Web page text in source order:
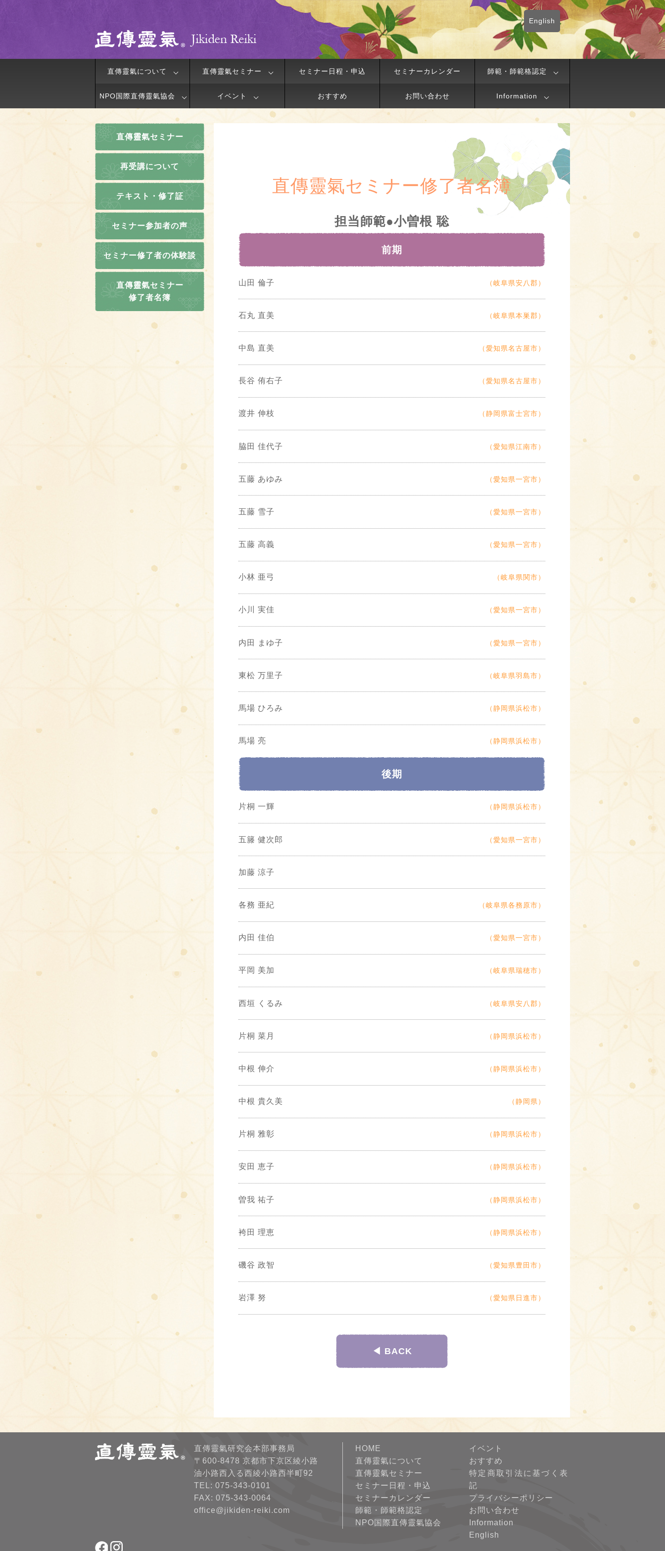
English
直傳靈氣について 直傳靈氣セミナー セミナー日程・申込 セミナーカレンダー 師範・師範格認定
NPO国際直傳靈氣協会 イベント おすすめ お問い合わせ Information
直傳靈氣セミナー
再受講について
テキスト・修了証
セミナー参加者の声
セミナー修了者の体験談
直傳靈氣セミナー
修了者名簿
直傳靈氣セミナー修了者名簿
担当師範●小曽根 聡
前期
山田 倫子 （岐阜県安八郡）
石丸 直美 （岐阜県本巣郡）
中島 直美 （愛知県名古屋市）
長谷 侑右子 （愛知県名古屋市）
渡井 伸枝 （静岡県富士宮市）
脇田 佳代子 （愛知県江南市）
五藤 あゆみ （愛知県一宮市）
五藤 雪子 （愛知県一宮市）
五藤 高義 （愛知県一宮市）
小林 亜弓 （岐阜県関市）
小川 実佳 （愛知県一宮市）
内田 まゆ子 （愛知県一宮市）
東松 万里子 （岐阜県羽島市）
馬場 ひろみ （静岡県浜松市）
馬場 亮 （静岡県浜松市）
後期
片桐 一輝 （静岡県浜松市）
五籐 健次郎 （愛知県一宮市）
加藤 涼子
各務 亜紀 （岐阜県各務原市）
内田 佳伯 （愛知県一宮市）
平岡 美加 （岐阜県瑞穂市）
西垣 くるみ （岐阜県安八郡）
片桐 菜月 （静岡県浜松市）
中根 伸介 （静岡県浜松市）
中根 貴久美 （静岡県）
片桐 雅彰 （静岡県浜松市）
安田 恵子 （静岡県浜松市）
曽我 祐子 （静岡県浜松市）
袴田 理恵 （静岡県浜松市）
磯谷 政智 （愛知県豊田市）
岩澤 努 （愛知県日進市）
◀︎ BACK
直傳靈氣研究会本部事務局
〒600-8478 京都市下京区綾小路
油小路西入る西綾小路西半町92
TEL: 075-343-0101
FAX: 075-343-0064
office@jikiden-reiki.com
HOME
直傳靈氣について
直傳靈氣セミナー
セミナー日程・申込
セミナーカレンダー
師範・師範格認定
NPO国際直傳靈氣協会
イベント
おすすめ
特定商取引法に基づく表
記
プライバシーポリシー
お問い合わせ
Information
English